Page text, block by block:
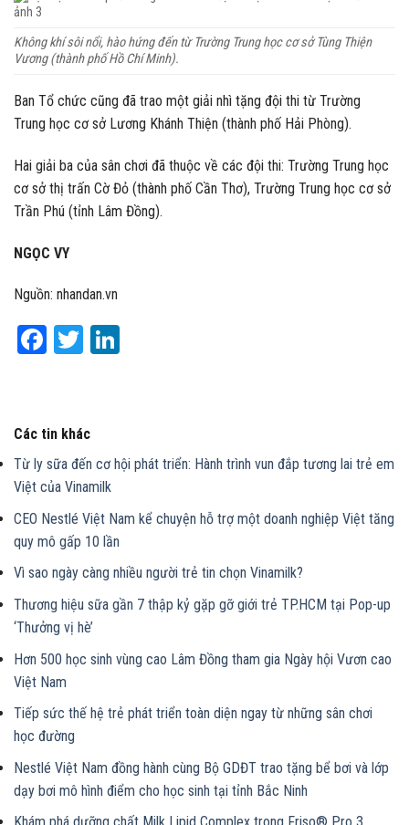
Không khí sôi nổi, hào hứng đến từ Trường Trung học cơ sở Tùng Thiện
Vương (thành phố Hồ Chí Minh).
Ban Tổ chức cũng đã trao một giải nhì tặng đội thi từ Trường
Trung học cơ sở Lương Khánh Thiện (thành phố Hải Phòng).
Hai giải ba của sân chơi đã thuộc về các đội thi: Trường Trung học
cơ sở thị trấn Cờ Đỏ (thành phố Cần Thơ), Trường Trung học cơ sở
Trần Phú (tỉnh Lâm Đồng).
NGỌC VY
Nguồn: nhandan.vn
Facebook
Twitter
Các tin khác
Từ ly sữa đến cơ hội phát triển: Hành trình vun đắp tương lai trẻ em
Việt của Vinamilk
CEO Nestlé Việt Nam kể chuyện hỗ trợ một doanh nghiệp Việt tăng
quy mô gấp 10 lần
Vì sao ngày càng nhiều người trẻ tin chọn Vinamilk?
Thương hiệu sữa gần 7 thập kỷ gặp gỡ giới trẻ TP.HCM tại Pop-up
‘Thưởng vị hè’
Hơn 500 học sinh vùng cao Lâm Đồng tham gia Ngày hội Vươn cao
Việt Nam
Tiếp sức thế hệ trẻ phát triển toàn diện ngay từ những sân chơi
học đường
Nestlé Việt Nam đồng hành cùng Bộ GDĐT trao tặng bể bơi và lớp
dạy bơi mô hình điểm cho học sinh tại tỉnh Bắc Ninh